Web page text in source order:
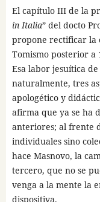
El capítulo III de la
in Italia” del docto
propone rectificar la
Tomismo posterior a
Esa labor jesuítica
naturalmente, tres
apologético y
afirma que ya se ha
anteriores; al frente
individuales sino
hace Masnovo, la
tercero, que no se
venga a la mente la
dispositiva.